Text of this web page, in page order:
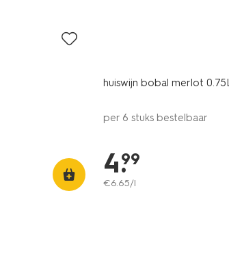
huiswijn bobal merlot 0.75L
per 6 stuks bestelbaar
4.
99
€6.65/l